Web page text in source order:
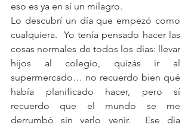
eso es ya en sí un milagro.
Lo descubrí un día que empezó como
cualquiera.  Yo tenía pensado hacer las
cosas normales de todos los días: llevar
hijos al colegio, quizás ir al
supermercado… no recuerdo bien qué
había planificado hacer, pero sí
recuerdo que el mundo se me
derrumbó sin verlo venir.  Ese día